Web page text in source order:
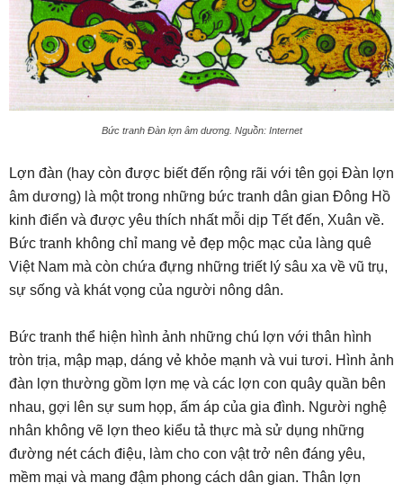
Bức tranh Đàn lợn âm dương. Nguồn: Internet
Lợn đàn (hay còn được biết đến rộng rãi với tên gọi Đàn lợn
âm dương) là một trong những bức tranh dân gian Đông Hồ
kinh điển và được yêu thích nhất mỗi dịp Tết đến, Xuân về.
Bức tranh không chỉ mang vẻ đẹp mộc mạc của làng quê
Việt Nam mà còn chứa đựng những triết lý sâu xa về vũ trụ,
sự sống và khát vọng của người nông dân.
Bức tranh thể hiện hình ảnh những chú lợn với thân hình
tròn trịa, mập mạp, dáng vẻ khỏe mạnh và vui tươi. Hình ảnh
đàn lợn thường gồm lợn mẹ và các lợn con quây quần bên
nhau, gợi lên sự sum họp, ấm áp của gia đình. Người nghệ
nhân không vẽ lợn theo kiểu tả thực mà sử dụng những
đường nét cách điệu, làm cho con vật trở nên đáng yêu,
mềm mại và mang đậm phong cách dân gian. Thân lợn